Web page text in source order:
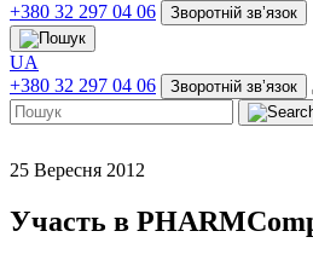
+380 32 297 04 06 Зворотній звʼязок
UA
+380 32 297 04 06
Зворотній звʼязок
25 Вересня 2012
Участь в